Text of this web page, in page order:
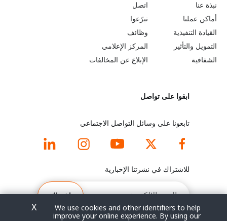
a
r
n
o
نبذة عنا
أماكن عملنا
القيادة التنفيذية
التمويل والتأثير
الشفافية
b
e
y
n
d
f
o
o
t
اتصل
تبرّعوا
وظائف
المركز الإعلامي
الإبلاغ عن المخالفات
ابقوا على تواصل
تابعونا على وسائل التواصل الاجتماعي
للاشتراك في نشرتنا الإخبارية
البريد
الإلكتروني
اشتراك
We use cookies and other identifiers to help
improve your online experience. By using our
X